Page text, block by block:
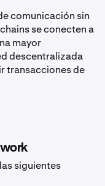
comunicación sin
se conecten a
mayor
descentralizada
transacciones de
siguientes